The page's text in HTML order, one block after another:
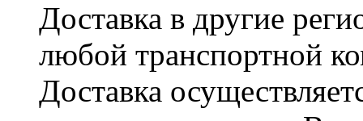
Доставка в другие
любой транспортной
Доставка